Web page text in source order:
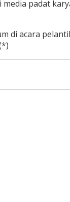
padat
acara